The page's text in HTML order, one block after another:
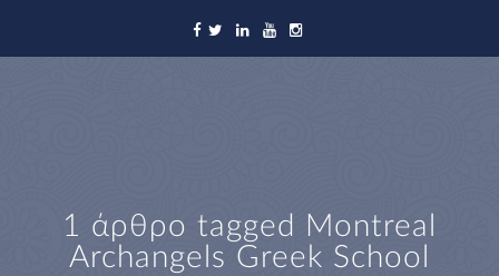
1 άρθρο tagged Montreal
Archangels Greek School